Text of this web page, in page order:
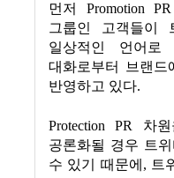
먼저
Promotion PR
그룹인 고객들이
일상적인 언어로
대화로부터 브랜
반영하고 있다.
Protection PR 차
공론화될 경우 트
수 있기 때문에 , 트